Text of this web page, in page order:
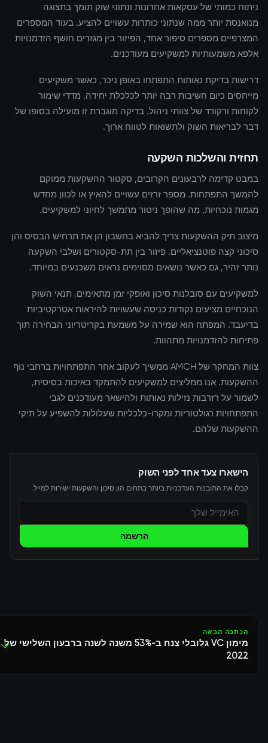
ניתוח כמותי של עסקאות אחרונות ונתוני שוק תומך בתצוגה
מנואנסת יותר ממה שנתוני כותרות עשויים להציע. בעוד המספרים
המצרפיים מספרים סיפור אחד, הפיזור בין מגזרים חושף הזדמנויות
אלפא משמעותיות למשקיעים מעודכנים.
דרישות בדיקת נאותות התפתחו באופן ניכר, כאשר משקיעים
מייחסים כיום חשיבות רבה יותר לכלכלת יחידה, מדדי שימור
לקוחות ורקורד של צוותי ניהול. בדיקה מוגברת זו מועילה בסופו של
דבר לבריאות השוק ולתשואות לטווח ארוך.
תחזית והשלכות השקעה
במבט קדימה לרבעונים הקרובים, סקטור ההשקעות ממוקם
להמשך התפתחות. מספר זרזים עשויים להאיץ או לכוון מחדש
מגמות נוכחיות, מה שהופך ניטור מתמשך לחיוני למשקיעים.
מיצוב תיק ההשקעות צריך להביא בחשבון הן את תרחיש הבסיס והן
סיכוני קצה פוטנציאליים. פיזור בין תת-סקטורים ושלבי השקעה
נותר זהיר, גם כאשר נושאים מסוימים נראים משכנעים במיוחד.
למשקיעים עם סובלנות סיכון ואופקי זמן מתאימים, תנאי השוק
הנוכחיים מציעים נקודות כניסה שעשויות להיראות אטרקטיביות
בדיעבד. המפתח הוא שמירה על משמעת בקריטריוני הבחירה תוך
פתיחות להזדמנויות מתהוות.
צוות המחקר של AMCH ממשיך לעקוב אחר התפתחויות ברחבי נוף
ההשקעות. אנו ממליצים למשקיעים להתמקד באיכות בסיסית,
לשמור על רזרבות נזילות נאותות ולהישאר מעודכנים לגבי
התפתחויות רגולטוריות ומקרו-כלכליות שעלולות להשפיע על תיקי
ההשקעות שלהם.
הישארו צעד אחד לפני השוק
קבלו את התובנות העדכניות ביותר בתחום הון סיכון והשקעות ישירות למייל.
הרשמה
הכתבה הבאה
מימון VC גלובלי צנח ב-53% משנה לשנה ברבעון השלישי של
2022
↓